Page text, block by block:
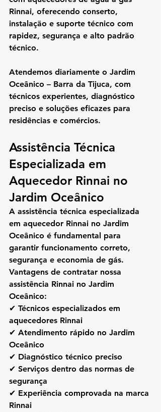
Rinnai, oferecendo conserto,
instalação e suporte técnico com
rapidez, segurança e alto padrão
técnico.
Atendemos diariamente o Jardim
Oceânico – Barra da Tijuca, com
técnicos experientes, diagnóstico
preciso e soluções eficazes para
residências e comércios.
Assistência Técnica
Especializada em
Aquecedor Rinnai no
Jardim Oceânico
A assistência técnica especializada
em aquecedor Rinnai no Jardim
Oceânico é fundamental para
garantir funcionamento correto,
segurança e economia de gás.
Vantagens de contratar nossa
assistência Rinnai no Jardim
Oceânico:
✔ Técnicos especializados em
aquecedores Rinnai
✔ Atendimento rápido no Jardim
Oceânico
✔ Diagnóstico técnico preciso
✔ Serviços dentro das normas de
segurança
✔ Experiência comprovada na marca
Rinnai